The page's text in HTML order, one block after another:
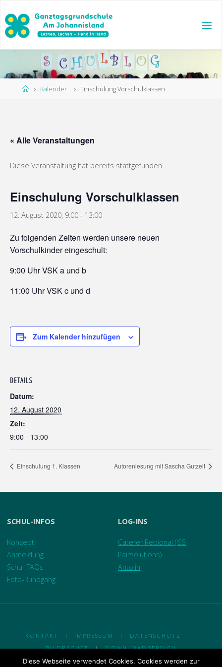
Inhalt
springen
StartKalender Einschulung Vorschulklassen
« Alle Veranstaltungen
Diese Veranstaltung hat bereits stattgefunden.
Einschulung Vorschulklassen
12. August 2020, 9:00 - 13:00
Zu folgenden Zeiten werden unsere neuen
Vorschulkinder eingeschult:
9:00 Uhr VSK a und b
11:00 Uhr VSK c und d
Zum Kalender hinzufügen
DETAILS
Datum:
12. August 2020
Zeit:
9:00 - 13:00
Einschulung 1. Klassen Autorenlesung mit Sascha Gutzeit
SCHUL-INFOS
Konzept
Anmeldung
Schul-FAQs
Foto-Rundgang
LOG-INS
Caterer Rebional (ISS
Pairsolutions)
Antolin
KONTAKT | IMPRESSUM | DATENSCHUTZ
|
BILDRECHTE
| DOWNLOADBEREICH
Diese Webseite verwendet Cookies. Cookies werden zur